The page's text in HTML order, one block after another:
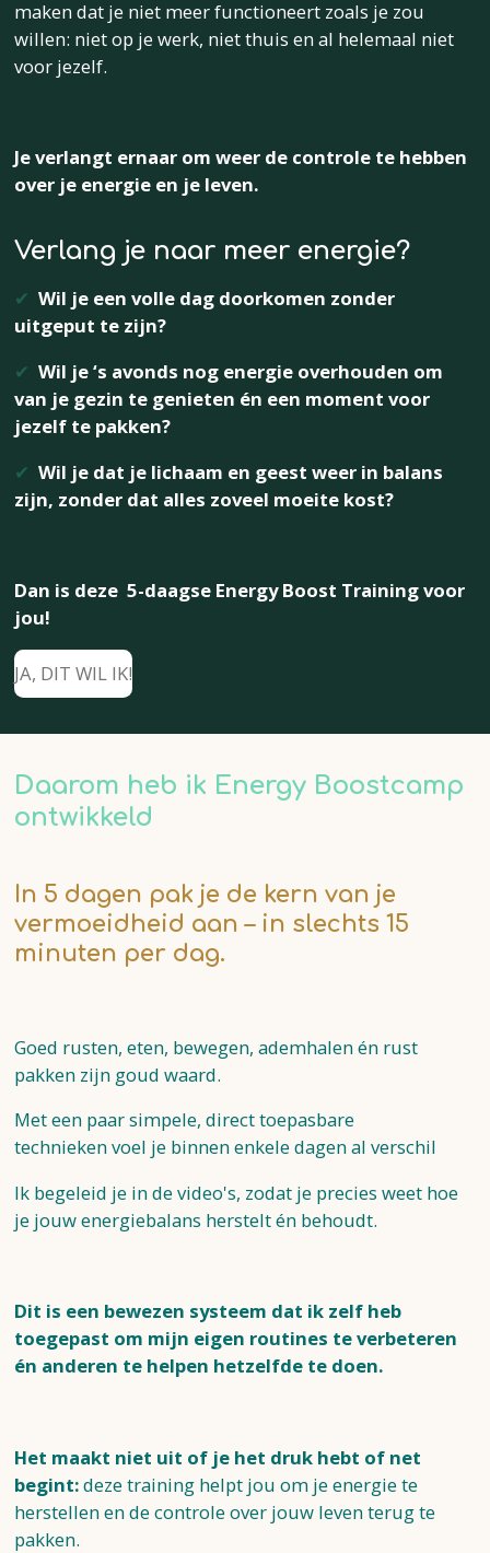
maken dat je niet meer functioneert zoals je zou
willen: niet op je werk, niet thuis en al helemaal niet
voor jezelf.
Je verlangt ernaar om weer de controle te hebben
over je energie en je leven.
Verlang je naar meer energie?
✔ Wil je een volle dag doorkomen zonder
uitgeput te zijn?
✔ Wil je ‘s avonds nog energie overhouden om
van je gezin te genieten én een moment voor
jezelf te pakken?
✔ Wil je dat je lichaam en geest weer in balans
zijn, zonder dat alles zoveel moeite kost?
Dan is deze 5-daagse Energy Boost Training voor
jou!
JA, DIT WIL IK!
Daarom heb ik Energy Boostcamp
ontwikkeld
In 5 dagen pak je de kern van je
vermoeidheid aan – in slechts 15
minuten per dag.
Goed rusten, eten, bewegen, ademhalen én rust
pakken zijn goud waard.
Met een paar simpele, direct toepasbare
techniekenvoel je binnen enkele dagen al verschil
Ik begeleid je in de video's, zodat je precies weet hoe
je jouw energiebalans herstelt én behoudt.
Dit is een bewezen systeem dat ik zelf heb
toegepast om mijn eigen routines te verbeteren
én anderen te helpen hetzelfde te doen.
Het maakt niet uit of je het druk hebt of net
begint:deze training helpt jou om je energie te
herstellen en de controle over jouw leven terug te
pakken.